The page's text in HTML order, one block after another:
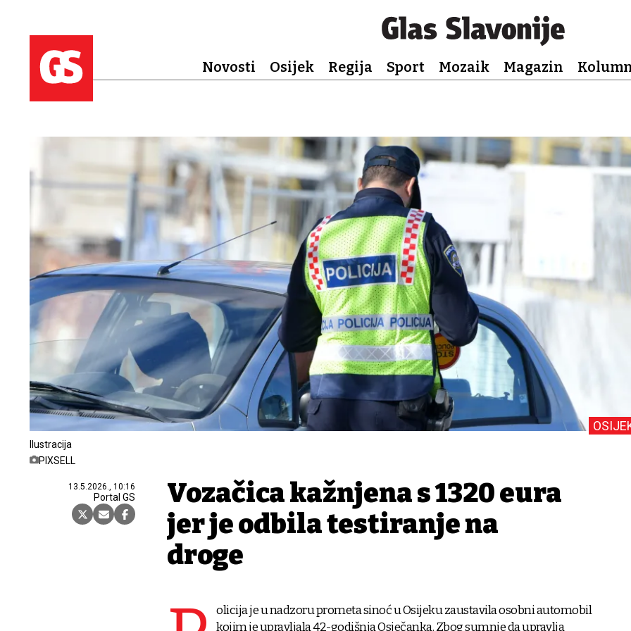
Novosti Osijek Regija Sport Mozaik Magazin
Ilustracija
PIXSELL
13.5.2026., 10:16
Portal GS
Vozačica kažnjena s 1320 eura
jer je odbila testiranje na
droge
olicija je u nadzoru prometa sinoć u Osijeku zaustavila osobni automobil
kojim je upravljala 42-godišnja Osječanka. Zbog sumnje da upravlja